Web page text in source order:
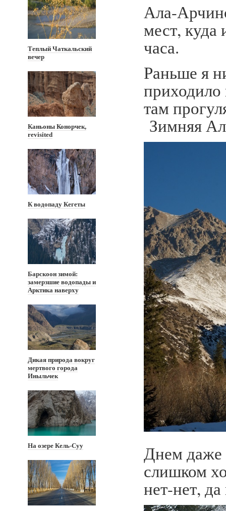
Теплый Чаткальский
вечер
Каньоны Конорчек,
revisited
К водопаду Кегеты
Барскоон зимой:
замерзшие водопады и
Арктика наверху
Дикая природа вокруг
мертвого города
Иныльчек
На озере Кель-Суу
Ала-
мест, куда
часа.
Раньше я
приходило
там
Зимняя
Днем даже
слишком
нет-нет,